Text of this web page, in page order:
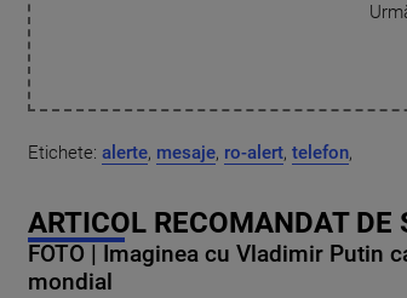
Etichete: alerte, mesaje, ro-alert, telefon,
ARTICOL RECOMANDAT DE
FOTO | Imaginea cu Vladimir Putin
mondial